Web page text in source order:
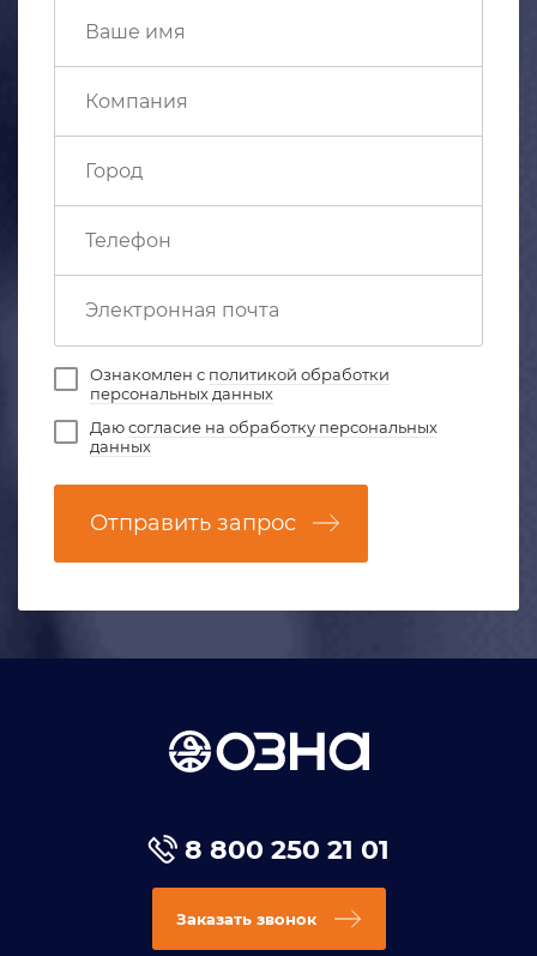
Ознакомлен с политикой обработки
персональных данных
Даюсогласие на обработку персональных
данных
Отправить запрос
8 800 250 21 01
Заказать звонок